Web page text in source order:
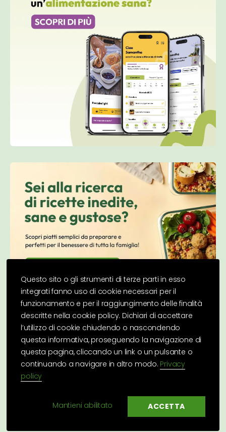
Basilico Secco© 2026 |Privacy Policy |Cookie
Questo sito o gli strumenti di terze parti in esso
integrati fanno uso di cookie necessari per il
funzionamento e per il raggiungimento delle finalità
descritte nella cookie policy. Dichiari di accettare
l’utilizzo di cookie chiudendo o nascondendo
questa informativa, proseguendo la navigazione di
questa pagina, cliccando un link o un pulsante o
continuando a navigare in altro modo. Privacy
policy
ACCETTA
Mantieni abilitato